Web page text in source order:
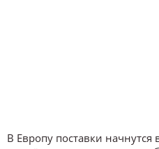
В Европу поставки